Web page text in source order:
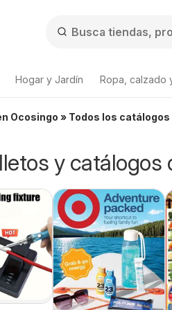
Hogar y Jardín Ropa, calzado
Ocosingo » Todos los catálogos
y catálogos